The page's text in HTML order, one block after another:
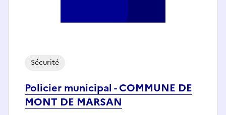
Policier municipal - COMMUNE DE
MONT DE MARSAN
Sécurité